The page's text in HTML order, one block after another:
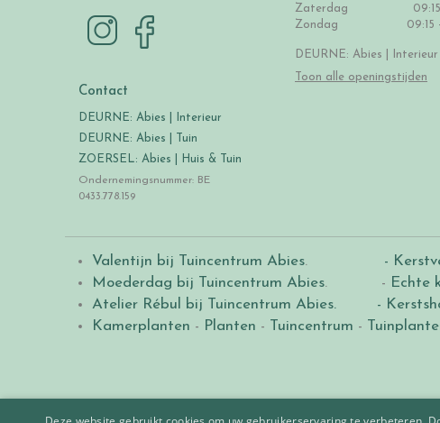
Contact
DEURNE: Abies | Interieur
DEURNE: Abies | Tuin
ZOERSEL: Abies | Huis & Tuin
Ondernemingsnummer: BE
0433.778.159
Zaterdag
Zondag
09:15
DEURNE: Abies | Interieur
Toon alle openingstijden
Valentijn bij Tuincentrum Abies.
-
Moederdag bij Tuincentrum Abies. - Echte
Atelier Rébul bij Tuincentrum Abies.
-
Kamerplanten - Planten - Tuincentrum -